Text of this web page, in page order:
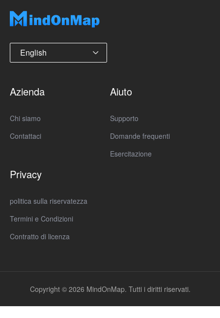
English
Azienda
Chi siamo
Contattaci
Aiuto
Supporto
Domande frequenti
Esercitazione
Privacy
politica sulla riservatezza
Termini e Condizioni
Contratto di licenza
Copyright © 2026 MindOnMap. Tutti i diritti riservati.